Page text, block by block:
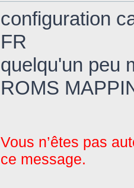
configuration
FR
quelqu'un peu
ROMS
Vous n’êtes pas
ce message.